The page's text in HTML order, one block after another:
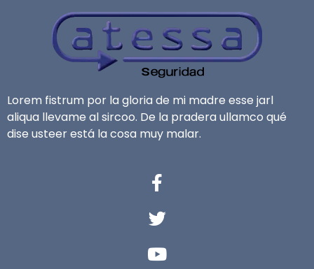
Lorem fistrum por la gloria de mi madre esse jarl
aliqua llevame al sircoo. De la pradera ullamco qué
dise usteer está la cosa muy malar.